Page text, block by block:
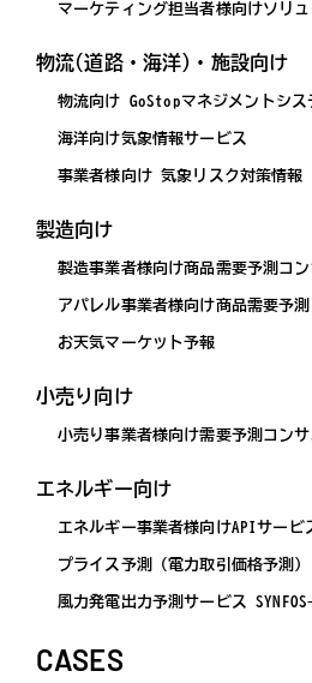
マーケティング担当者様向けソリ
物流(道路・海洋)・施設向け
物流向け GoStopマネジメントシス
海洋向け気象情報サービス
事業者様向け 気象リスク対策情報
製造向け
製造事業者様向け商品需要予測コ
アパレル事業者様向け商品需要予
お天気マーケット予報
小売り向け
小売り事業者様向け需要予測コン
エネルギー向け
エネルギー事業者様向けAPIサービ
プライス予測（電力取引価格予測）
風力発電出力予測サービス
CASES